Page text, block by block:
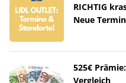
RICHTIG
Neue
525€
Vergleich